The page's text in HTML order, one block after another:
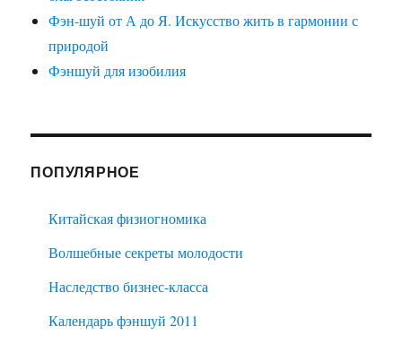
Фэн-шуй от А до Я. Искусство жить в гармонии с
природой
Фэншуй для изобилия
ПОПУЛЯРНОЕ
Китайская физиогномика
Волшебные секреты молодости
Наследство бизнес-класса
Календарь фэншуй 2011